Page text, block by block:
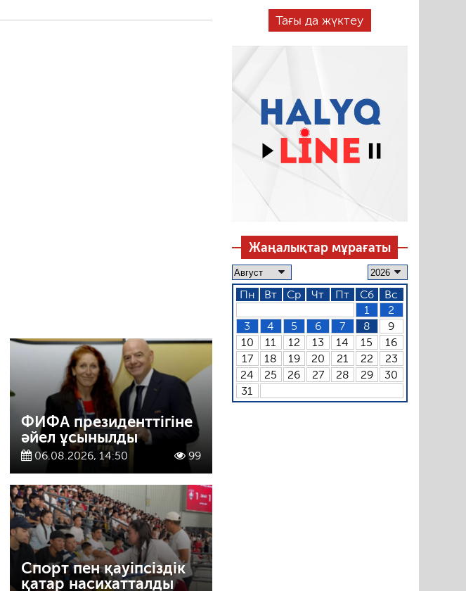
ФИФА президенттігіне
әйел ұсынылды
06.08.2026, 14:50 99
Спорт пен қауіпсіздік
қатар насихатталды
Тағы да жүктеу
Жаңалықтар мұрағаты
Пн Вт Ср Чт Пт Сб
Вс
1
2
3
4 5 6 7 8
9
10
11 12 13 14 15
16
17
18 19 20 21 22
23
24
25 26 27 28 29
30
31